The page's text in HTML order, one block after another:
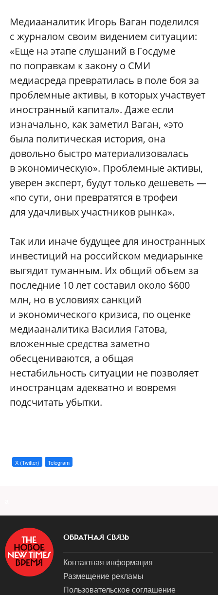
Медиааналитик Игорь Ваган поделился
с журналом своим видением ситуации:
«Еще на этапе слушаний в Госдуме
по поправкам к закону о СМИ
медиасреда превратилась в поле боя за
проблемные активы, в которых участвует
иностранный капитал». Даже если
изначально, как заметил Ваган, «это
была политическая история, она
довольно быстро материализовалась
в экономическую». Проблемные активы,
уверен эксперт, будут только дешеветь —
«по сути, они превратятся в трофеи
для удачливых участников рынка».
Так или иначе будущее для иностранных
инвестиций на российском медиарынке
выгядит туманным. Их общий объем за
последние 10 лет составил около $600
млн, но в условиях санкций
и экономического кризиса, по оценке
медиааналитика Василия Гатова,
вложенные средства заметно
обесцениваются, а общая
нестабильность ситуации не позволяет
иностранцам адекватно и вовремя
подсчитать убытки.
X (Twitter) Telegram
ОБРАТНАЯ СВЯЗЬ
Контактная информация
Размещение рекламы
Пользовательское соглашение